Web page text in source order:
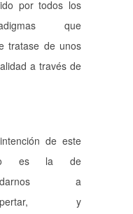
por todos los
que
tratase de unos
a través de
de este
es la de
a
y